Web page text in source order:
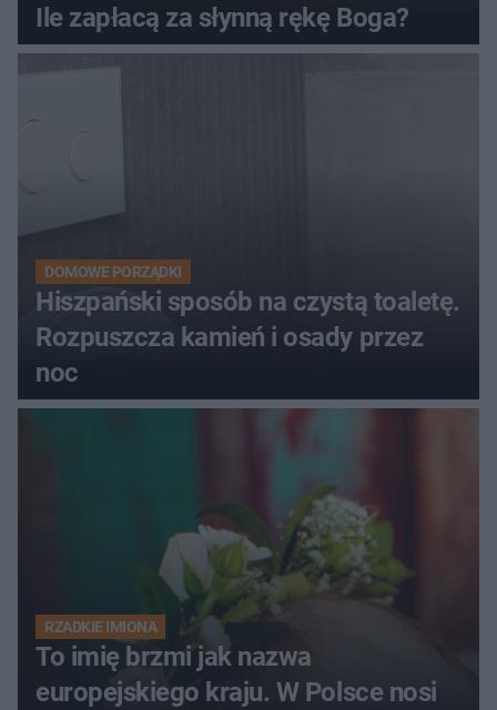
Ile zapłacą za słynną rękę Boga?
DOMOWE PORZĄDKI
Hiszpański sposób na czystą toaletę.
Rozpuszcza kamień i osady przez
noc
RZADKIE IMIONA
To imię brzmi jak nazwa
europejskiego kraju. W Polsce nosi